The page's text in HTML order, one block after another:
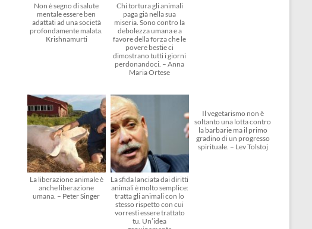
Non è segno di salute
mentale essere ben
adattati ad una società
profondamente malata.
Krishnamurti
Chi tortura gli animali
paga già nella sua
miseria. Sono contro la
debolezza umana e a
favore della forza che le
povere bestie ci
dimostrano tutti i giorni
perdonandoci. – Anna
Maria Ortese
La liberazione animale è
anche liberazione
umana. – Peter Singer
La sfida lanciata dai diritti
animali è molto semplice:
tratta gli animali con lo
stesso rispetto con cui
vorresti essere trattato
tu. Un’idea
Il vegetarismo non è
soltanto una lotta contro
la barbarie ma il primo
gradino di un progresso
spirituale. – Lev Tolstoj